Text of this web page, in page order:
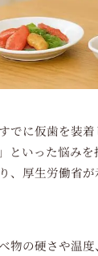
でに仮歯を装
といった悩み
、厚生労働省
の硬さや温